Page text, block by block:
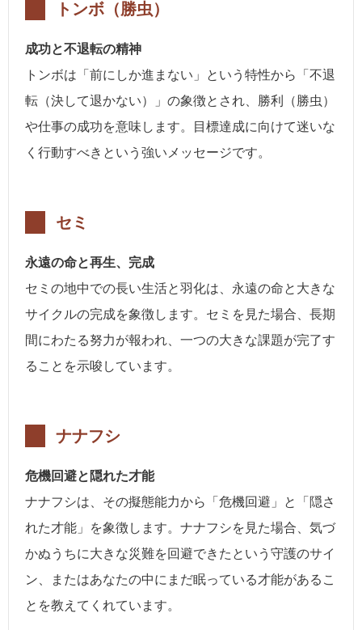
トンボ（勝虫）
成功と不退転の精神
トンボは「前にしか進まない」という特性から「不退
転（決して退かない）」の象徴とされ、勝利（勝虫）
や仕事の成功を意味します。目標達成に向けて迷いな
く行動すべきという強いメッセージです。
セミ
永遠の命と再生、完成
セミの地中での長い生活と羽化は、永遠の命と大きな
サイクルの完成を象徴します。セミを見た場合、長期
間にわたる努力が報われ、一つの大きな課題が完了す
ることを示唆しています。
ナナフシ
危機回避と隠れた才能
ナナフシは、その擬態能力から「危機回避」と「隠さ
れた才能」を象徴します。ナナフシを見た場合、気づ
かぬうちに大きな災難を回避できたという守護のサイ
ン、またはあなたの中にまだ眠っている才能があるこ
とを教えてくれています。